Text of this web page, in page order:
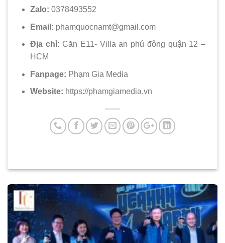
Zalo: 0378493552
Email: phamquocnamt@gmail.com
Địa chỉ: Căn E11- Villa an phú đông quận 12 –
HCM
Fanpage: Phạm Gia Media
Website: https://phamgiamedia.vn